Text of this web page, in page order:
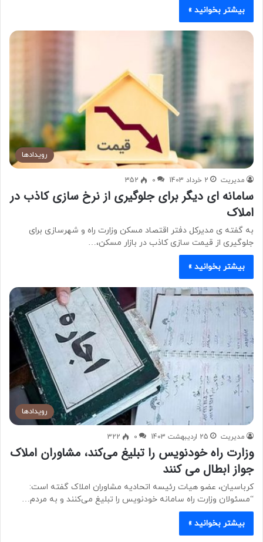
بیشتر بخوانید »
رویدادها
مدیریت 2 خرداد 1403 0
352
سامانه ای دیگر برای جلوگیری از نرخ سازی کاذب در
املاک
به گفته ی مدیرکل دفتر اقتصاد مسکن وزارت راه و شهرسازی برای
جلوگیری از قیمت سازی کاذب در بازار مسکن،…
بیشتر بخوانید »
رویدادها
مدیریت 25 اردیبهشت 1403 0
322
وزارت راه خودنویس را تبلیغ می‌کند، مشاوران املاک
جواز ابطال می کنند
کرباسیان، عضو هیات رئیسه اتحادیه مشاوران املاک گفته است:
“مسئولان وزارت راه سامانه خودنویس را تبلیغ می‌کنند و به مردم…
بیشتر بخوانید »